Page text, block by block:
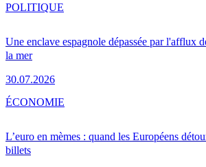
Une enclave espagnole dépassée par l'afflux
la mer
30.07.2026
POLITIQUE
L’euro en mèmes : quand les Européens
billets
ÉCONOMIE